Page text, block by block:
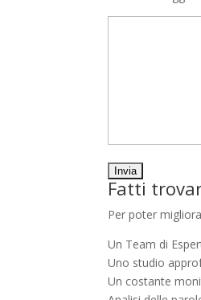
Fatti
Per poter
Un Team di
Uno studio
Un costante